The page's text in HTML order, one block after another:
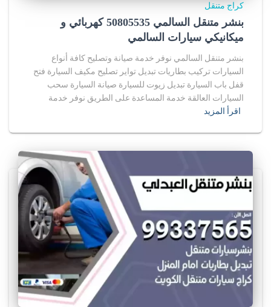
كراج متنقل
بنشر متنقل السالمي 50805535‬ كهربائي و
ميكانيكي سيارات السالمي
بنشر متنقل السالمي نوفر خدمة صيانة وتصليح كافة أنواع
السيارات تركيب بطاريات تبديل تواير تصليح مكيف السيارة فتح
قفل باب السيارة تبديل زيوت للسيارة صيانة السيارة سحب
السيارات العالقة خدمة المساعدة على الطريق نوفر خدمة
اقرأ المزيد